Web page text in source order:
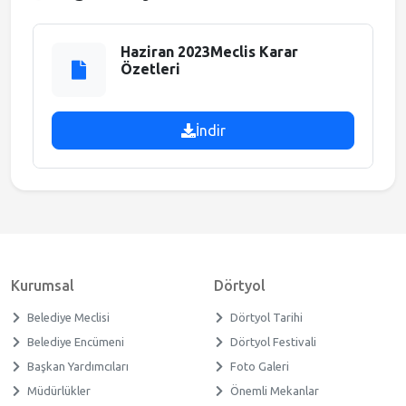
Meclis Gündemi
Muhtarlıklar
Haziran 2023Meclis Karar
Özetleri
İndir
Kurumsal
Belediye Meclisi
Belediye Encümeni
Başkan Yardımcıları
Müdürlükler
Dörtyol
Dörtyol Tarihi
Dörtyol Festivali
Foto Galeri
Önemli Mekanlar